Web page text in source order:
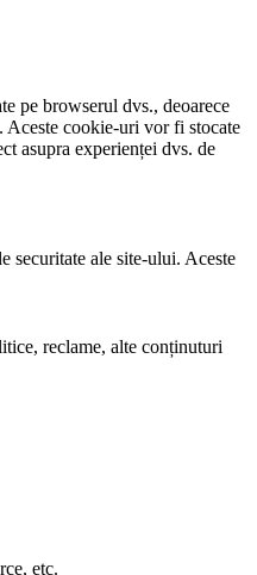
pe browserul dvs., deoarece
Aceste cookie-uri vor fi stocate
asupra experienței dvs. de
securitate ale site-ului. Aceste
reclame, alte conținuturi
etc.